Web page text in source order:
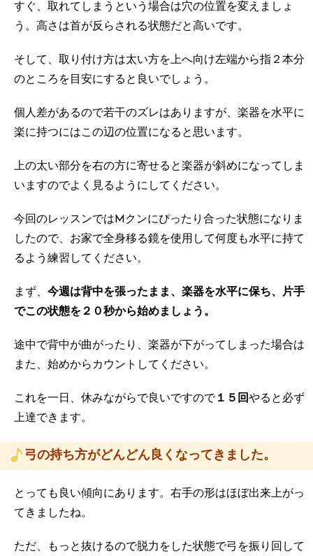
すぐ、取れてしまうという場合は穴の位置を変えましょ
う。高さは首が反らされる状態だと高いです。
そして、取り付け方は太い方を上へ向け左端から指２本分
のところを目安にすると良いでしょう。
個人差があるので若干のズレはありますが、楽器を水平に
楽に持つにはこの辺の位置になると思います。
上の太い部分を右の方に寄せると楽器が斜めになってしま
いますのでよく見るようにしてください。
今回のレッスンではMクンにぴったり合った状態になりま
したので、お家で全身移る鏡を使用して何度も水平に持て
るよう 練習してください。
まず、 今週は背中を張ったまま、楽器を水平に保ち、片手
でこの状態を２０秒から始めましょう。
途中で背中が曲がったり、楽器が下がってしまった場合は
また、始めからカウントしてください。
これを一日、休みながらで良いですので１５回やると必ず
上達できます。
弓の持ち方がどんどん良くなってきました。
とっても良い傾向にあります。右手の形はほぼ出来上がっ
てきましたね。
ただ、もっと抜けるので脱力をした状態で弓を振り回して